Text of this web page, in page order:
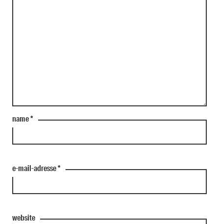
name*
e-mail-adresse*
website